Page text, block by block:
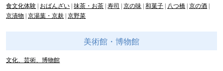
食文化体験 おばんざい 抹茶・お茶 寿司 京の味 和菓子 八つ橋 京の酒
京漬物
京湯葉・京麸 京野菜
美術館・博物館
文化、芸術、博物館